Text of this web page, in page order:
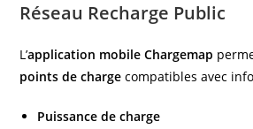
Réseau Recharge Public
L’application mobile Chargemap
points de charge compatibles avec
Puissance de charge